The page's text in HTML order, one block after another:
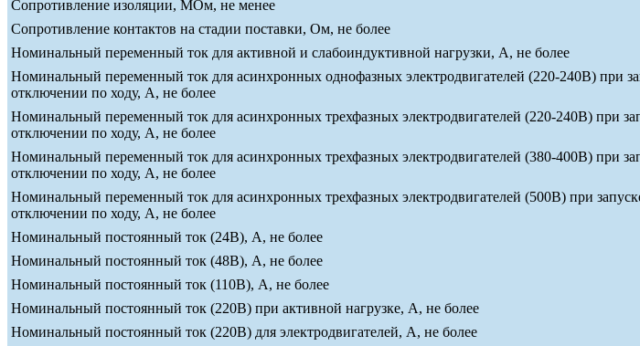
Сопротивление изоляции, МОм, не менее
Сопротивление контактов на стадии поставки, Ом, не более
Номинальный переменный ток для активной и слабоиндуктивной нагрузки, А, не более
Номинальный переменный ток для асинхронных однофазных электродвигателей (220-240В) при
отключении по ходу, А, не более
Номинальный переменный ток для асинхронных трехфазных электродвигателей (220-240В) при
отключении по ходу, А, не более
Номинальный переменный ток для асинхронных трехфазных электродвигателей (380-400В) при
отключении по ходу, А, не более
Номинальный переменный ток для асинхронных трехфазных электродвигателей (500В) при
отключении по ходу, А, не более
Номинальный постоянный ток (24В), А, не более
Номинальный постоянный ток (48В), А, не более
Номинальный постоянный ток (110В), А, не более
Номинальный постоянный ток (220В) при активной нагрузке, А, не более
Номинальный постоянный ток (220В) для электродвигателей, А, не более